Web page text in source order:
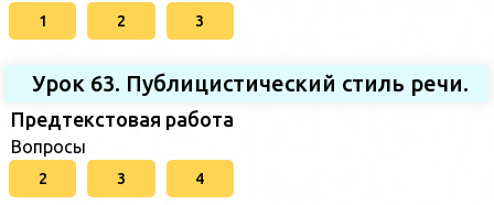
1 2 3
Урок 63. Публицистический стиль речи.
Предтекстовая работа
Вопросы
2 3 4